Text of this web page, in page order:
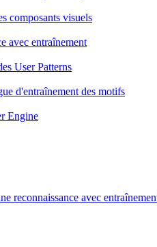
composants visuels
avec entraînement
User Patterns
d'entraînement des motifs
Engine
reconnaissance avec